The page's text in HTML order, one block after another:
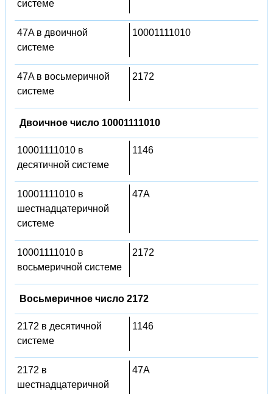
системе
47A в двоичной
системе
10001111010
47A в восьмеричной
системе
2172
Двоичное число 10001111010
10001111010 в
десятичной системе
1146
10001111010 в
шестнадцатеричной
системе
47A
10001111010 в
восьмеричной системе
2172
Восьмеричное число 2172
2172 в десятичной
системе
1146
2172 в
шестнадцатеричной
47A